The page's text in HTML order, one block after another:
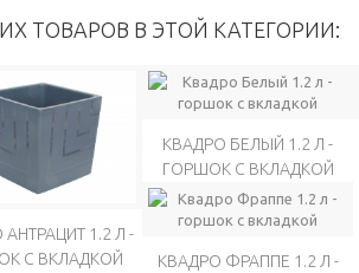
ТОВАРОВ В ЭТОЙ КАТЕГОРИИ:
1.2 Л -
С ВКЛАДКОЙ
КВАДРО БЕЛЫЙ 1.2 Л -
ГОРШОК С ВКЛАДКОЙ
КВАДРО ФРАППЕ 1.2 Л -